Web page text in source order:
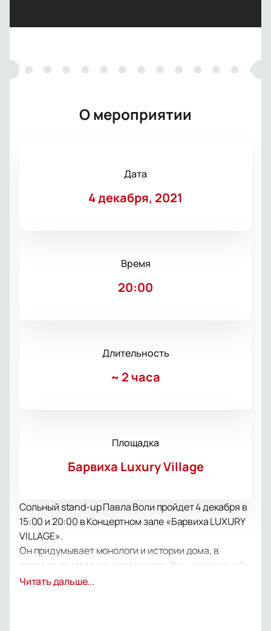
О мероприятии
Дата
4 декабря, 2021
Время
20:00
Длительность
~ 2 часа
Площадка
Барвиха Luxury Village
Сольный stand-up Павла Воли пройдет 4 декабря в
15:00 и 20:00 в Концертном зале «Барвиха LUXURY
VILLAGE».
Он придумывает монологи и истории дома, в
поездке, в магазине и гостинице. Он – «гламурный»
подонок с дипломом учителя русского языка и
Читать дальше...